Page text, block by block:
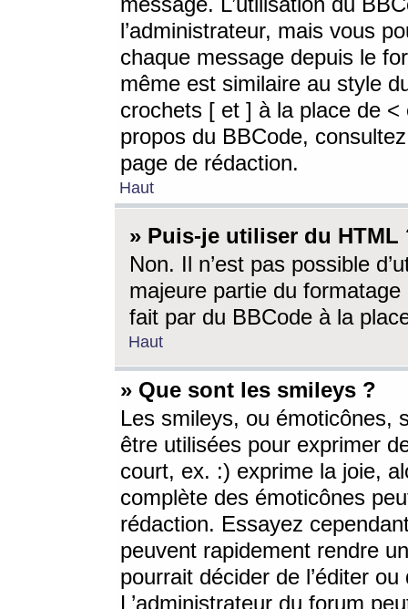
l’administrateur, mais vous
chaque message depuis le
même est similaire au style
crochets [ et ] à la place de <
propos du BBCode,
page de rédaction.
Haut
» Puis-je utiliser du HTML
Non. Il n’est pas possible
majeure partie du
fait par du BBCode à la
Haut
» Que sont les smileys ?
Les smileys, ou émoticônes,
être utilisées pour exprimer
court, ex. :) exprime la joie,
complète des émoticônes
rédaction. Essayez
peuvent rapidement rendre
pourrait décider de l’éditer
L’administrateur du forum